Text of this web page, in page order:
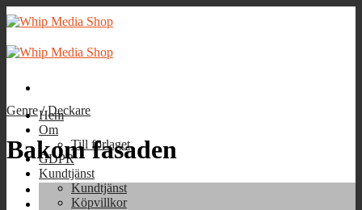
Skip
to
Hem
Om
Till förlaget
GDPR
Kundtjänst
Kundtjänst
Köpvillkor
Genre / Deckare
Bakom fasaden